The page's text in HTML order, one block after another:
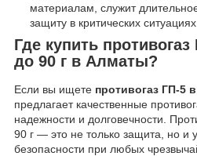
материалам, служит
защиту в критических ситуациях.
Где купить
до 90 г в Алматы?
Если вы ищете противогаз ГП-5
предлагает качественные
надежности и долговечности.
90 г — это не только защита, но и
безопасности при любых